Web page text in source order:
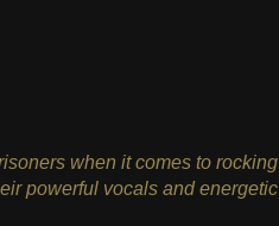
when it comes to rocking
powerful vocals and energetic